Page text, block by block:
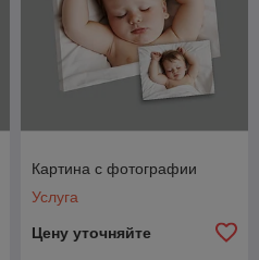
Картина с фотографии
Услуга
Цену уточняйте